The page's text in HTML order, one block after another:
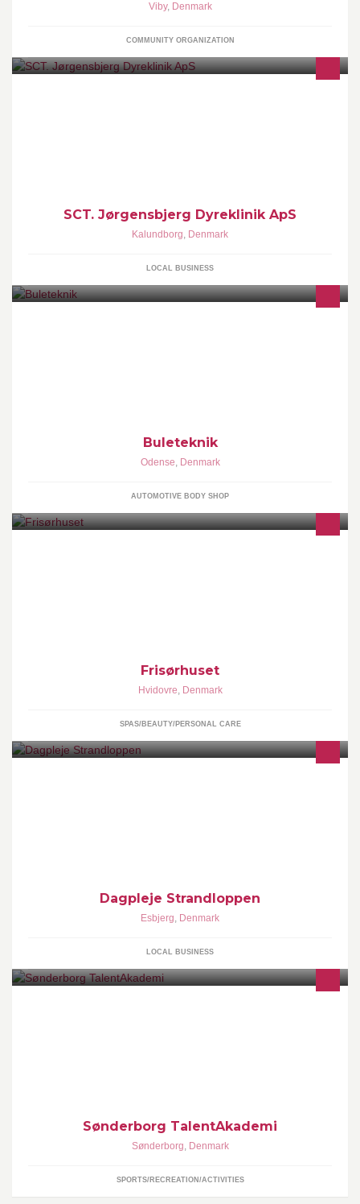
Viby, Denmark
COMMUNITY ORGANIZATION
SCT. Jørgensbjerg Dyreklinik ApS
Kalundborg, Denmark
LOCAL BUSINESS
Buleteknik
Odense, Denmark
AUTOMOTIVE BODY SHOP
Frisørhuset
Hvidovre, Denmark
SPAS/BEAUTY/PERSONAL CARE
Dagpleje Strandloppen
Esbjerg, Denmark
LOCAL BUSINESS
Sønderborg TalentAkademi
Sønderborg, Denmark
SPORTS/RECREATION/ACTIVITIES